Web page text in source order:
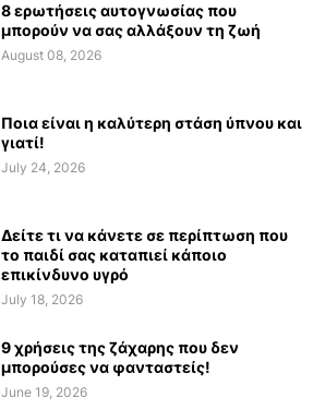
8 ερωτήσεις αυτογνωσίας που
μπορούν να σας αλλάξουν τη ζωή
August 08, 2026
Ποια είναι η καλύτερη στάση ύπνου και
γιατί!
July 24, 2026
Δείτε τι να κάνετε σε περίπτωση που
το παιδί σας καταπιεί κάποιο
επικίνδυνο υγρό
July 18, 2026
9 χρήσεις της ζάχαρης που δεν
μπορούσες να φανταστείς!
June 19, 2026